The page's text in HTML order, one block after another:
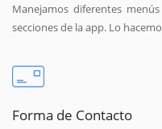
Manejamos diferentes
secciones de la app. Lo
Forma de Contacto